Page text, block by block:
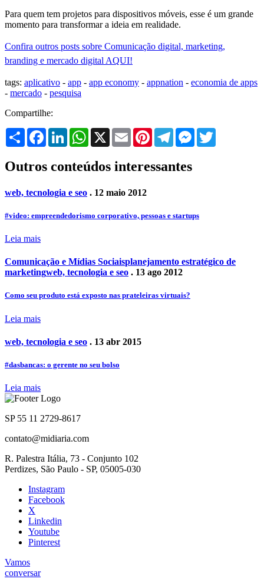
Para quem tem projetos para dispositivos móveis, esse é um grande
momento para transformar a ideia em realidade.
Confira outros posts sobre Comunicação digital, marketing,
branding e mercado digital AQUI!
tags: aplicativo - app - app economy - appnation - economia de apps
- mercado - pesquisa
Compartilhe:
Share FacebookLinkedInWhatsApp
X Email PinterestTelegramMessenger
Outros conteúdos interessantes
web, tecnologia e seo . 12 maio 2012
#video: empreendedorismo corporativo, pessoas e startups
Leia mais
Comunicação e Mídias Sociaisplanejamento estratégico de
marketingweb, tecnologia e seo . 13 ago 2012
Como seu produto está exposto nas prateleiras virtuais?
Leia mais
web, tecnologia e seo . 13 abr 2015
#dasbancas: o gerente no seu bolso
Leia mais
SP 55 11 2729-8617
contato@midiaria.com
R. Palestra Itália, 73 - Conjunto 102
Perdizes, São Paulo - SP, 05005-030
Instagram
Facebook
X
Linkedin
Youtube
Pinterest
Vamos
conversar